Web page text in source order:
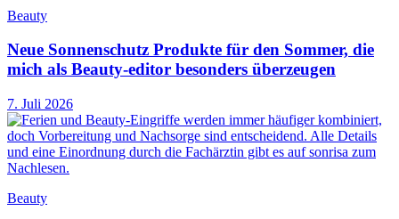
Beauty
Neue Sonnenschutz Produkte für den Sommer, die
mich als Beauty-editor besonders überzeugen
7. Juli 2026
Beauty